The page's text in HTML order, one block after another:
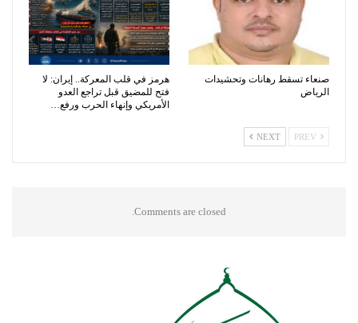
صنعاء تسقط رهانات وتحشيدات
الرياض
هرمز في قلب المعركة.. إيران: لا
فتح للمضيق قبل تراجع العدو
الأمريكي وإنهاء الحرب ورفع…
NEXT
Comments are closed.